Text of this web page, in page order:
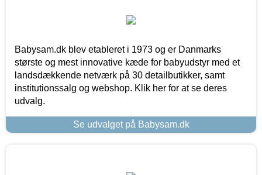
Babysam.dk blev etableret i 1973 og er Danmarks
største og mest innovative kæde for babyudstyr med et
landsdækkende netværk på 30 detailbutikker, samt
institutionssalg og webshop. Klik her for at se deres
udvalg.
Se udvalget på Babysam.dk